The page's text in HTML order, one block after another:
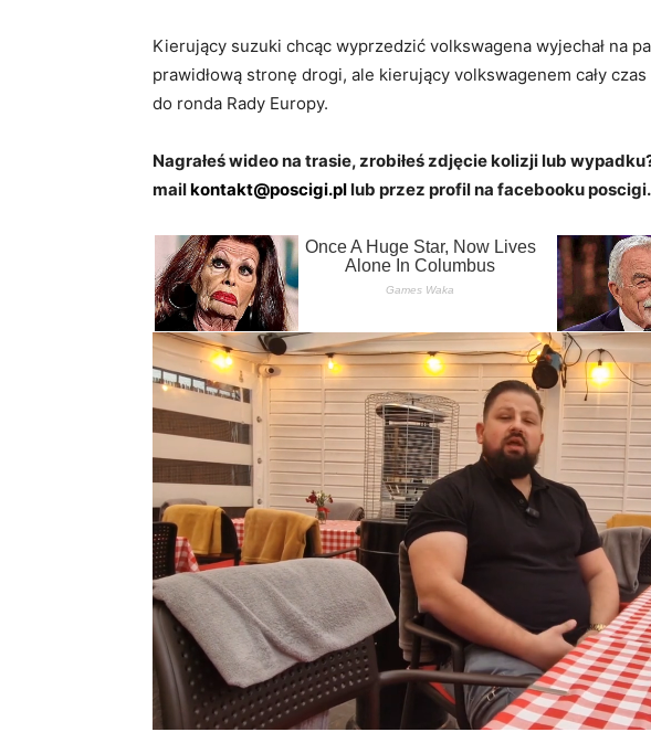
Kierujący suzuki chcąc wyprzedzić volkswagena wyjechał na
prawidłową stronę drogi, ale kierujący volkswagenem cały czas
do ronda Rady Europy.
Nagrałeś wideo na trasie, zrobiłeś zdjęcie kolizji lub
mailkontakt@poscigi.pllub przez profil na facebooku